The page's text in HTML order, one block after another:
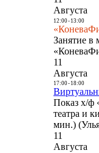
Августа
12:00- 13:00
Занятие в
11
Августа
17:00- 18:00
Показ х/ф
театра и
мин.)
11
Августа